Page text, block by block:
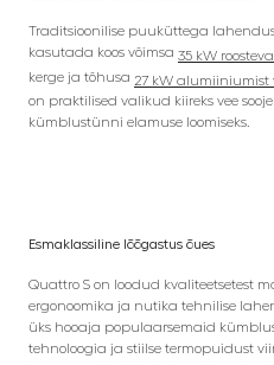
Traditsioonilise puuküttega
kasutada koos võimsa 35 kW
kerge ja tõhusa 27 kW
on praktilised valikud kiireks vee
kümblustünni elamuse loomiseks.
Esmaklassiline lõõgastus õues
Quattro S on loodud kvaliteetsetest
ergonoomika ja nutika tehnilise
üks hooaja populaarsemaid
tehnoloogia ja stiilse termopuidust